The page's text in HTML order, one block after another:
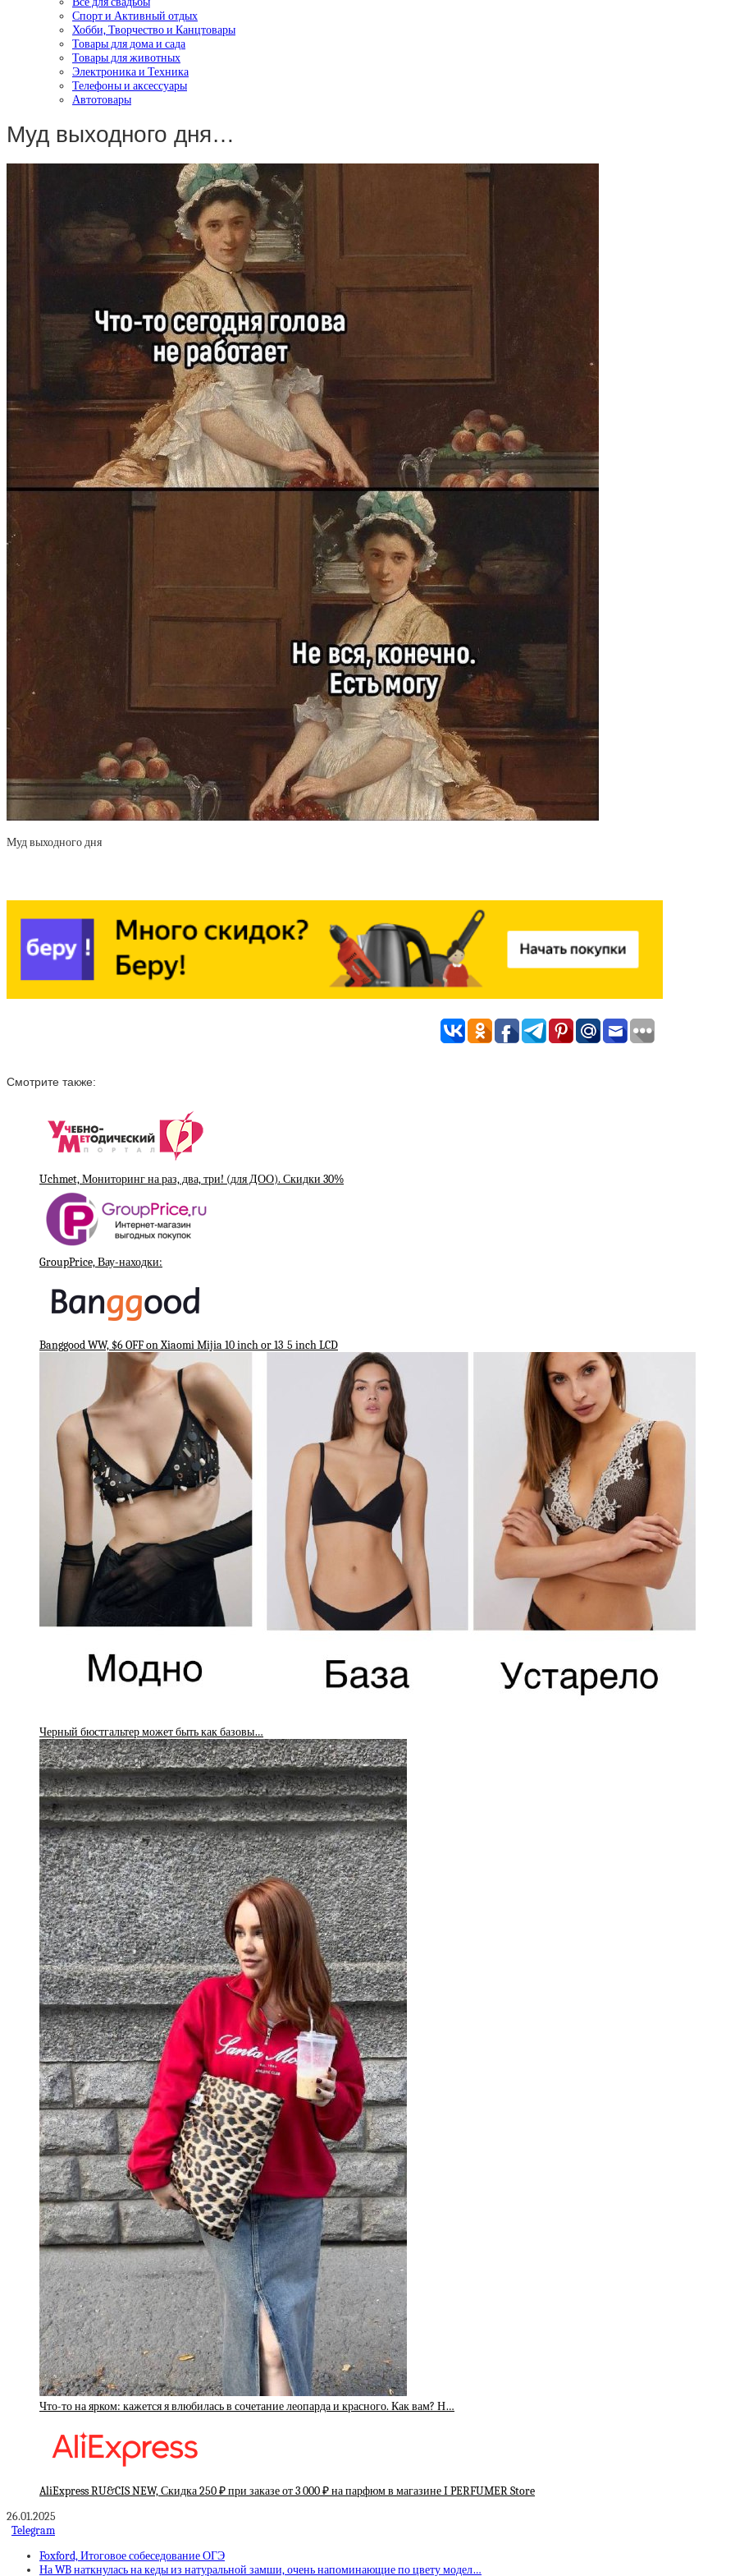
Спорт и Активный отдых
Хобби, Творчество и Канцтовары
Товары для дома и сада
Товары для животных
Электроника и Техника
Телефоны и аксессуары
Автотовары
Муд выходного дня…
Муд выходного дня
Смотрите также:
Uchmet, Мониторинг на раз, два, три! (для ДОО). Скидки 30%
GroupPrice, Вау-находки:
Banggood WW, $6 OFF on Xiaomi Mijia 10 inch or 13_5 inch LCD
Черный бюстгальтер может быть как базовы…
Что-то на ярком: кажется я влюбилась в сочетание леопарда и красного. Как вам? Н…
AliExpress RU&CIS NEW, Скидка 250 ₽ при заказе от 3 000 ₽ на парфюм в магазине I PERFUMER Store
26.01.2025
Telegram
Foxford, Итоговое собеседование ОГЭ
На WB наткнулась на кеды из натуральной замши, очень напоминающие по цвету модел…